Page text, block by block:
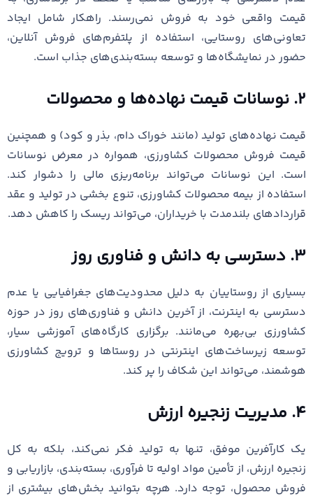
قیمت واقعی خود به فروش نمی‌رسند. راهکار شامل ایجاد
تعاونی‌های روستایی، استفاده از پلتفرم‌های فروش آنلاین،
حضور در نمایشگاه‌ها و توسعه بسته‌بندی‌های جذاب است.
۲. نوسانات قیمت نهاده‌ها و محصولات
قیمت نهاده‌های تولید (مانند خوراک دام، بذر و کود) و همچنین
قیمت فروش محصولات کشاورزی، همواره در معرض نوسانات
است. این نوسانات می‌تواند برنامه‌ریزی مالی را دشوار کند.
استفاده از بیمه محصولات کشاورزی، تنوع بخشی در تولید و عقد
قراردادهای بلندمدت با خریداران، می‌تواند ریسک را کاهش دهد.
۳. دسترسی به دانش و فناوری روز
بسیاری از روستاییان به دلیل محدودیت‌های جغرافیایی یا عدم
دسترسی به اینترنت، از آخرین دانش و فناوری‌های روز در حوزه
کشاورزی بی‌بهره می‌مانند. برگزاری کارگاه‌های آموزشی سیار،
توسعه زیرساخت‌های اینترنتی در روستاها و ترویج کشاورزی
هوشمند، می‌تواند این شکاف را پر کند.
۴. مدیریت زنجیره ارزش
یک کارآفرین موفق، تنها به تولید فکر نمی‌کند، بلکه به کل
زنجیره ارزش، از تأمین مواد اولیه تا فرآوری، بسته‌بندی، بازاریابی و
فروش محصول، توجه دارد. هرچه بتوانید بخش‌های بیشتری از